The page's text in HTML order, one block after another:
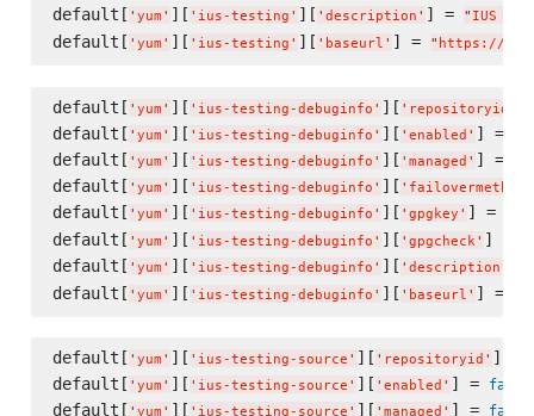
default[ ' yum ' ][ ' ius-testing ' ][ ' description ' ] = " IUS
default[ ' yum ' ][ ' ius-testing ' ][ ' baseurl ' ] = " https://
default[ ' yum ' ][ ' ius-testing-debuginfo ' ][ ' repositoryid
default[ ' yum ' ][ ' ius-testing-debuginfo ' ][ ' enabled ' ] =
default[ ' yum ' ][ ' ius-testing-debuginfo ' ][ ' managed ' ] =
default[ ' yum ' ][ ' ius-testing-debuginfo ' ][ ' failovermethod
default[ ' yum ' ][ ' ius-testing-debuginfo ' ][ ' gpgkey ' ] =
default[ ' yum ' ][ ' ius-testing-debuginfo ' ][ ' gpgcheck' ] =
default[ ' yum ' ][ ' ius-testing-debuginfo ' ][ ' description
default[ ' yum ' ][ ' ius-testing-debuginfo ' ][ ' baseurl ' ] =
default[ ' yum ' ][ ' ius-testing-source ' ][ ' repositoryid ' ] =
default[ ' yum ' ][ ' ius-testing-source ' ][ ' enabled ' ] = false
default[ ' yum ' ][ ' ius-testing-source ' ][ ' managed ' ] = false